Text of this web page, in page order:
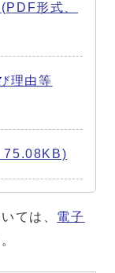
形式、
理由等
75.08KB)
ては、 電子